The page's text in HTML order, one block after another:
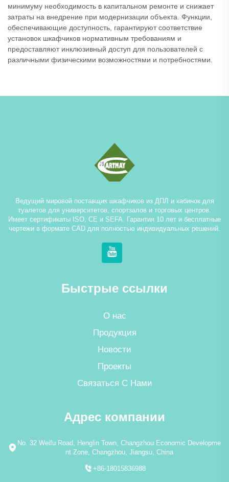
минимуму необходимость в капитальном ремонте и снижает
затраты на внедрение при модернизации объекта. Функции,
обеспечивающие доступность, гарантируют соответствие
установок шкафчиков нормативным требованиям и
предоставляют инклюзивный доступ для пользователей с
различными физическими возможностями и потребностями.
Ведущий мировой поставщик шкафчиков из ДПЛ и кабинок для
туалетов для университетов, спортзалов и торговых центров.
Имеет сертификаты ISO, CE и SEFA. Гарантия 10 лет и бесплатные
чертежи в формате CAD для полностью индивидуальных решений.
Быстрые ссылки
О нас
Продукция
Новости
Проекты
Связаться С Нами
Адрес компании
No. 32 Weifu Road, Henglin Town, Changzhou Economic Developme
nt Zone, Changzhou, Jiangsu, China
+86-18015836988